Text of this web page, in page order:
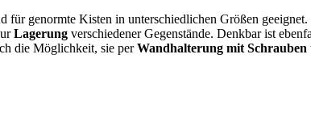
für genormte Kisten in unterschiedlichen Größen geeignet.
Lagerung verschiedener Gegenstände. Denkbar ist
die Möglichkeit, sie perWandhalterung mit Schrauben